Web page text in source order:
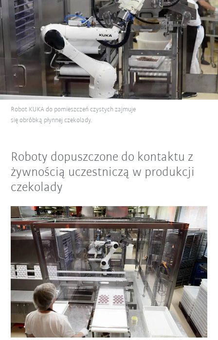
Robot KUKA do pomieszczeń czystych zajmuje
się obróbką płynnej czekolady.
Roboty dopuszczone do kontaktu z
żywnością uczestniczą w produkcji
czekolady